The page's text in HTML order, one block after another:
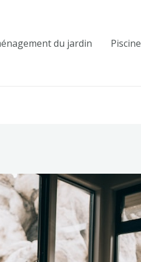
du jardin Piscine